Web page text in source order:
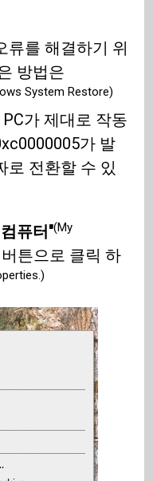
류를 해결하기 위
방법은
System Restore)
가 제대로 작동
가 발
로 전환할 수 있
퓨터"(My
튼으로 클릭 하